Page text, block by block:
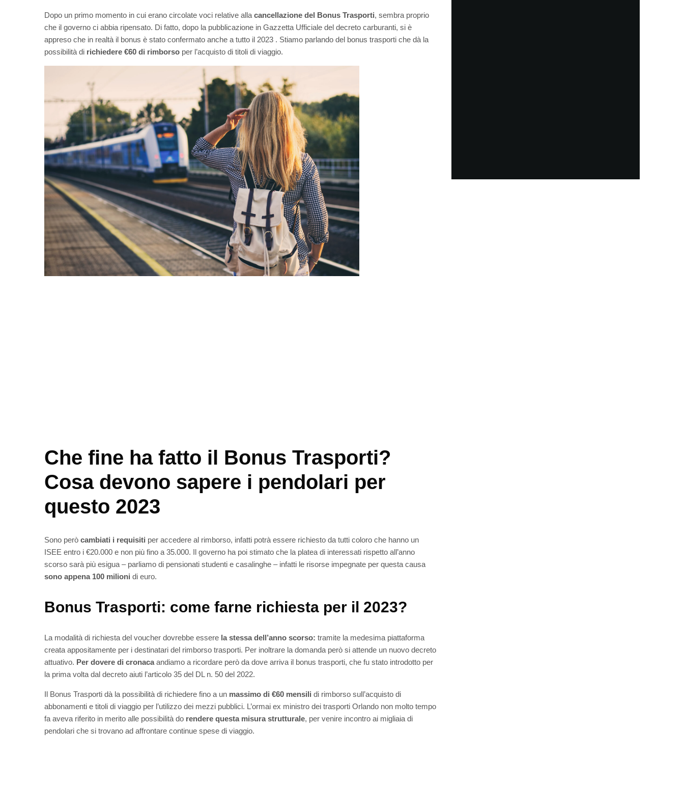
Dopo un primo momento in cui erano circolate voci relative alla cancellazione del Bonus Trasporti, sembra proprio
che il governo ci abbia ripensato. Di fatto, dopo la pubblicazione in Gazzetta Ufficiale del decreto carburanti, si è
appreso che in realtà il bonus è stato confermato anche a tutto il 2023 . Stiamo parlando del bonus trasporti che dà la
possibilità di richiedere €60 di rimborso per l’acquisto di titoli di viaggio.
Che fine ha fatto il Bonus Trasporti?
Cosa devono sapere i pendolari per
questo 2023
Sono però cambiati i requisiti per accedere al rimborso, infatti potrà essere richiesto da tutti coloro che hanno un
ISEE entro i €20.000 e non più fino a 35.000. Il governo ha poi stimato che la platea di interessati rispetto all’anno
scorso sarà più esigua – parliamo di pensionati studenti e casalinghe – infatti le risorse impegnate per questa causa
sono appena 100 milioni di euro.
Bonus Trasporti: come farne richiesta per il 2023?
La modalità di richiesta del voucher dovrebbe essere la stessa dell’anno scorso: tramite la medesima piattaforma
creata appositamente per i destinatari del rimborso trasporti. Per inoltrare la domanda però si attende un nuovo decreto
attuativo. Per dovere di cronacaandiamo a ricordare però da dove arriva il bonus trasporti, che fu stato introdotto per
la prima volta dal decreto aiuti l’articolo 35 del DL n. 50 del 2022.
Il Bonus Trasporti dà la possibilità di richiedere fino a un massimo di €60 mensili di rimborso sull’acquisto di
abbonamenti e titoli di viaggio per l’utilizzo dei mezzi pubblici. L’ormai ex ministro dei trasporti Orlando non molto tempo
fa aveva riferito in merito alle possibilità do rendere questa misura strutturale, per venire incontro ai migliaia di
pendolari che si trovano ad affrontare continue spese di viaggio.